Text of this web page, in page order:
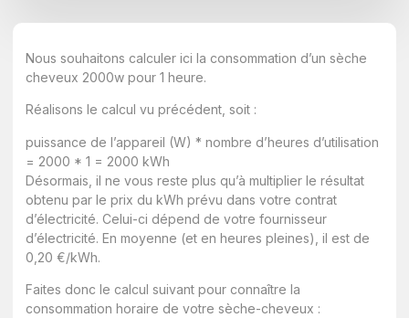
Nous souhaitons calculer ici la consommation d’un sèche
cheveux 2000w pour 1 heure.
Réalisons le calcul vu précédent, soit :
puissance de l’appareil (W) * nombre d’heures d’utilisation
= 2000 * 1 = 2000 kWh
Désormais, il ne vous reste plus qu’à multiplier le résultat
obtenu par le prix du kWh prévu dans votre contrat
d’électricité. Celui-ci dépend de votre fournisseur
d’électricité. En moyenne (et en heures pleines), il est de
0,20 €/kWh.
Faites donc le calcul suivant pour connaître la
consommation horaire de votre sèche-cheveux :